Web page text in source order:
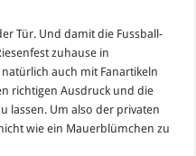
Tür. Und damit die Fussball-
zuhause in
auch mit Fanartikeln
richtigen Ausdruck und die
lassen. Um also der privaten
wie ein Mauerblümchen zu